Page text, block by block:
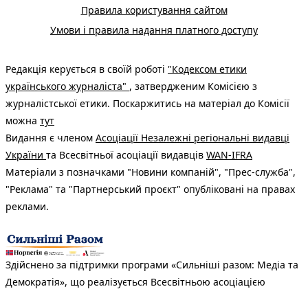
Правила користування сайтом
Умови і правила надання платного доступу
Редакція керується в своїй роботі "Кодексом етики
українського журналіста" , затвердженим Комісією з
журналістської етики. Поскаржитись на матеріал до Комісії
можна тут
Видання є членом Асоціації Незалежні регіональні видавці
України та Всесвітньої асоціації видавців WAN-IFRA
Матеріали з позначками "Новини компаній", "Прес-служба",
"Реклама" та "Партнерський проєкт" опубліковані на правах
реклами.
Здійснено за підтримки програми «Сильніші разом: Медіа та
Демократія», що реалізується Всесвітньою асоціацією